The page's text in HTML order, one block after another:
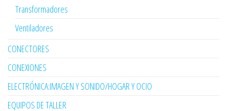
Transformadores
Ventiladores
CONECTORES
CONEXIONES
ELECTRÓNICA:IMAGEN Y SONIDO/HOGAR Y OCIO
EQUIPOS DE TALLER